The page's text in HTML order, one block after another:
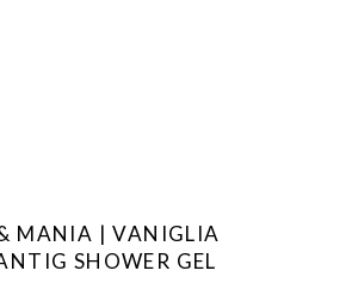
MANIA | VANIGLIA
SHOWER GEL